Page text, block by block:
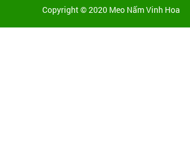
Copyright © 2020 Meo Nấm Vinh Hoa